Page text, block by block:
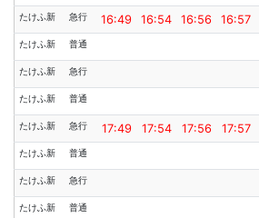
たけふ新 急行 16:49 16:54 16:56 16:57
たけふ新 普通
たけふ新 急行
たけふ新 普通
たけふ新 急行 17:49 17:54 17:56 17:57
たけふ新 普通
たけふ新 急行
たけふ新 普通